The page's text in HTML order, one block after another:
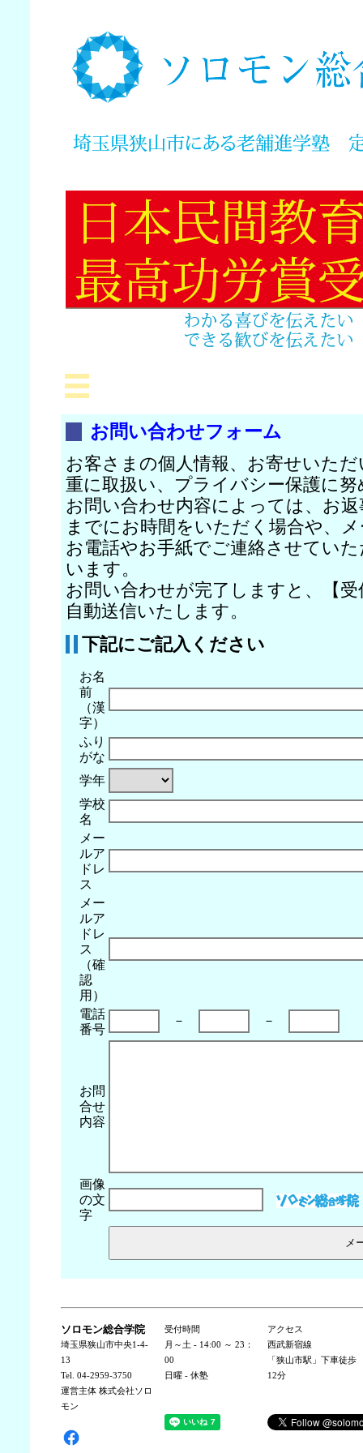
お問い合わせフォーム
お客さまの個人情報、お寄せいた
重に取扱い、プライバシー保護に努
お問い合わせ内容によっては、お
までにお時間をいただく場合や、
お電話やお手紙でご連絡させてい
います。
お問い合わせが完了しますと、【
自動送信いたします。
下記にご記入ください
お名
前
（漢
字）
ふり
がな
学年
学校
名
メー
ルア
ドレ
ス
メー
ルア
ドレ
ス
（確
認
用）
電話
番号
－ －
お問
合せ
内容
画像
の文
字
ソロモン総合学院
埼玉県狭山市中央1-4-
13
Tel. 04-2959-3750
運営主体 株式会社ソロ
モン
受付時間
月～土 - 14:00 ～ 23：
00
日曜 - 休塾
アクセス
西武新宿線
「狭山市駅」下車徒歩
12分